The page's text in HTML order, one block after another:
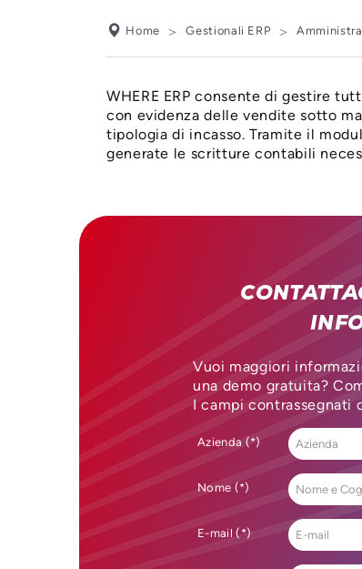
Home Gestionali ERP
WHERE ERP consente di gestire
con evidenza delle vendite sotto
tipologia di incasso. Tramite il
generate le scritture contabili
Vuoi maggiori
una demo gratuita?
I campi contrassegnati
Azienda (*)
Nome (*)
E-mail (*)